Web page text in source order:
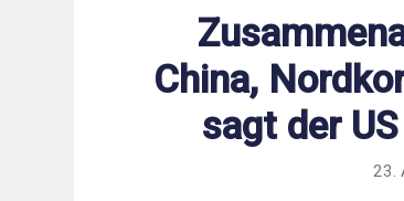
China,
sagt der
23.